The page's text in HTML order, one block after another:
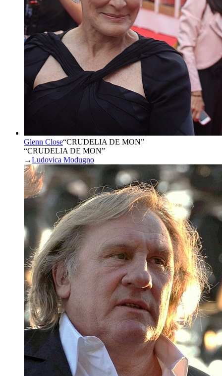
Glenn Close“CRUDELIA DE MON”
“CRUDELIA DE MON”
→Ludovica Modugno